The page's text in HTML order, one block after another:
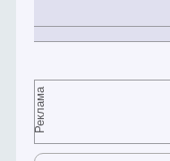
Реклама